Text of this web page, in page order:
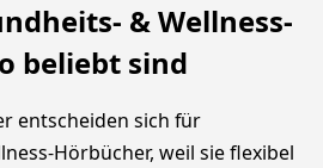
& Wellness-
beliebt sind
entscheiden sich für
Hörbücher, weil sie flexibel